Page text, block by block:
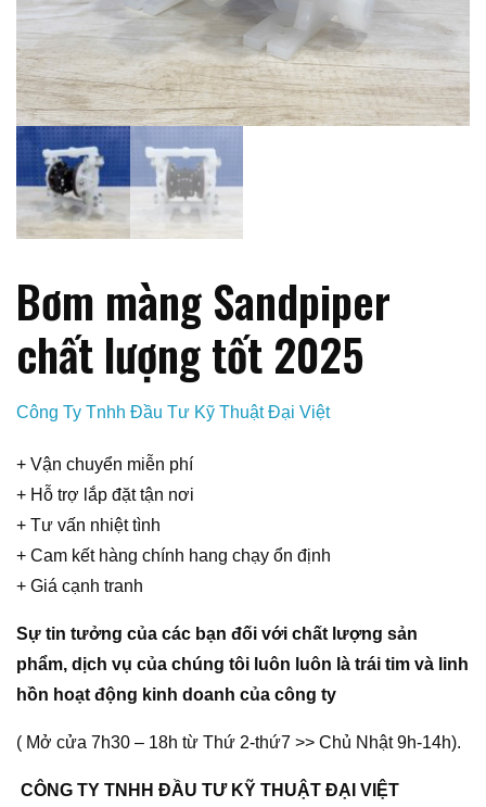
Bơm màng Sandpiper
chất lượng tốt 2025
Công Ty Tnhh Đầu Tư Kỹ Thuật Đại Việt
+ Vận chuyển miễn phí
+ Hỗ trợ lắp đặt tận nơi
+ Tư vấn nhiệt tình
+ Cam kết hàng chính hang chạy ổn định
+ Giá cạnh tranh
Sự tin tưởng của các bạn đối với chất lượng sản
phẩm, dịch vụ của chúng tôi luôn luôn là trái tim và linh
hồn hoạt động kinh doanh của công ty
( Mở cửa 7h30 – 18h từ Thứ 2-thứ7 >> Chủ Nhật 9h-14h).
CÔNG TY TNHH ĐẦU TƯ KỸ THUẬT ĐẠI VIỆT